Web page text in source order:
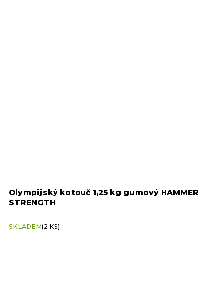
Olympijský kotouč 1,25 kg gumový HAMMER
STRENGTH
SKLADEM(2 KS)